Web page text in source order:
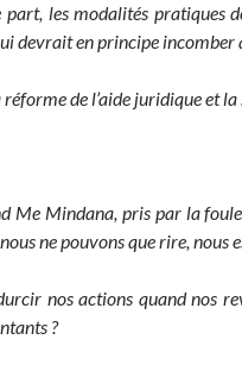
part, les modalités pratiques
devrait en principe incomber
de l’aide juridique et
Me Mindana, pris par la
ne pouvons que rire, nous
nos actions quand nos
?